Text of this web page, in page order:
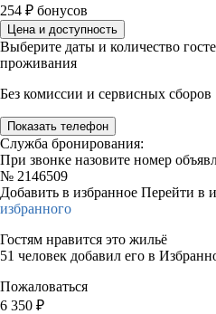
254 ₽ бонусов
Цена и доступность
Выберите даты и количество
проживания
Без комиссии и сервисных сборов
Показать телефон
Служба бронирования:
При звонке назовите номер
№ 2146509
Добавить в избранное Перейти в
избранного
Гостям нравится это жильё
51 человек добавил его в
Пожаловаться
6 350 ₽